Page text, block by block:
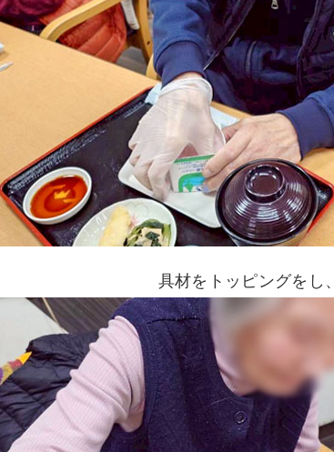
具材をトッピングをし、